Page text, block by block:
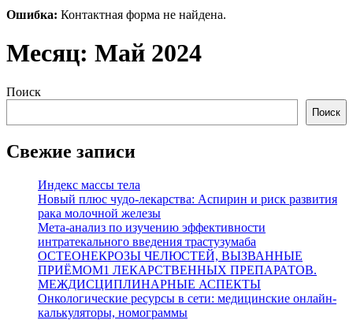
Ошибка: Контактная форма не найдена.
Месяц: Май 2024
Поиск
Поиск
Свежие записи
Индекс массы тела
Новый плюс чудо-лекарства: Аспирин и риск развития
рака молочной железы
Мета-анализ по изучению эффективности
интратекального введения трастузумаба
ОСТЕОНЕКРОЗЫ ЧЕЛЮСТЕЙ, ВЫЗВАННЫЕ
ПРИЁМОМ1 ЛЕКАРСТВЕННЫХ ПРЕПАРАТОВ.
МЕЖДИСЦИПЛИНАРНЫЕ АСПЕКТЫ
Онкологические ресурсы в сети: медицинские онлайн-
калькуляторы, номограммы